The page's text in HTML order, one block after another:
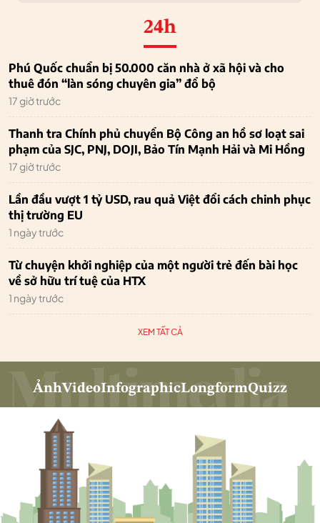
24h
Phú Quốc chuẩn bị 50.000 căn nhà ở xã hội và cho
thuê đón “làn sóng chuyên gia” đổ bộ
17 giờ trước
Thanh tra Chính phủ chuyển Bộ Công an hồ sơ loạt sai
phạm của SJC, PNJ, DOJI, Bảo Tín Mạnh Hải và Mi Hồng
17 giờ trước
Lần đầu vượt 1 tỷ USD, rau quả Việt đổi cách chinh phục
thị trường EU
1 ngày trước
Từ chuyện khởi nghiệp của một người trẻ đến bài học
về sở hữu trí tuệ của HTX
1 ngày trước
XEM TẤT CẢ
ẢnhVideoInfographicLongformQuizz